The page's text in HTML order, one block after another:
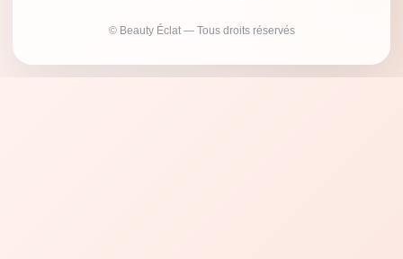
© Beauty Éclat — Tous droits réservés